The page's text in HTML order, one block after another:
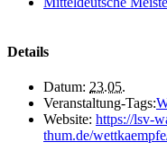
Details
Datum: 23.05.
Veranstaltung-Tags:
Website: https://lsv-
thum.de/